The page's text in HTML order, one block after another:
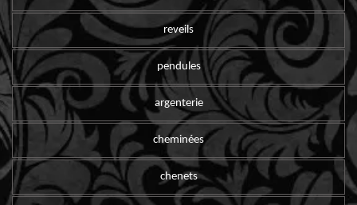
reveils
pendules
argenterie
cheminées
chenets